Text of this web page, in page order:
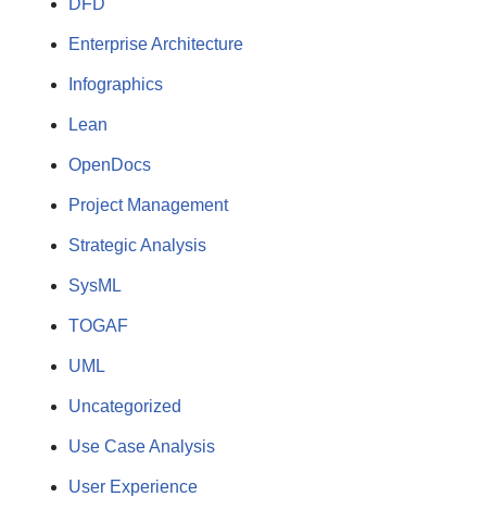
DFD
Enterprise Architecture
Infographics
Lean
OpenDocs
Project Management
Strategic Analysis
SysML
TOGAF
UML
Uncategorized
Use Case Analysis
User Experience